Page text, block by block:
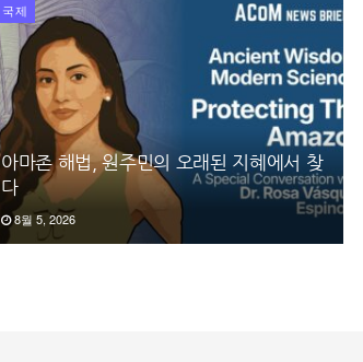
국제
아마존 해법, 원주민의 오래된 지혜에서 찾
다
8월 5, 2026